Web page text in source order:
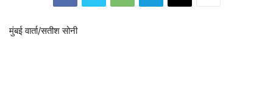
मुंबई वार्ता/सतीश सोनी